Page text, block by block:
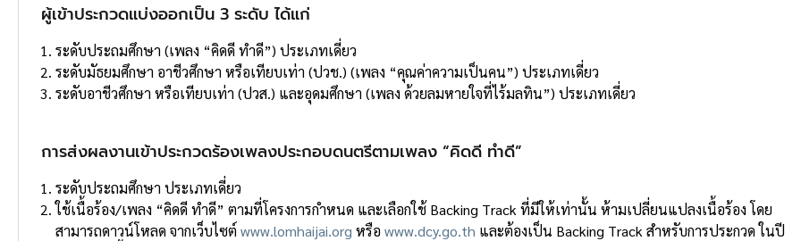
ผู้เข้าประกวดแบ่งออกเป็น 3 ระดับ ได้แก่
ระดับประถมศึกษา (เพลง “คิดดี ทําดี”) ประเภทเดี่ยว
ระดับมัธยมศึกษา อาชีวศึกษา หรือเทียบเท่า (ปวช.) (เพลง “คุณค่าความเป็นคน”) ประเภทเดี่ยว
ระดับอาชีวศึกษา หรือเทียบเท่า (ปวส.) และอุดมศึกษา (เพลง ด้วยลมหายใจที่ไร้มลทิน”) ประเภทเดี่ยว
การส่งผลงานเข้าประกวดร้องเพลงประกอบดนตรีตามเพลง “คิดดี ทําดี”
ระดับประถมศึกษา ประเภทเดี่ยว
ใช้เนื้อร้อง/เพลง “คิดดี ทําดี” ตามที่โครงการกําหนด และเลือกใช้ Backing Track ที่มีให้เท่านั้น ห้ามเปลี่ยนแปลงเนื้อร้อง โดย
สามารถดาวน์โหลด จากเว็บไซต์ www.lomhaijai.org หรือ www.dcy.go.th และต้องเป็น Backing Track สําหรับการประกวด ในปี